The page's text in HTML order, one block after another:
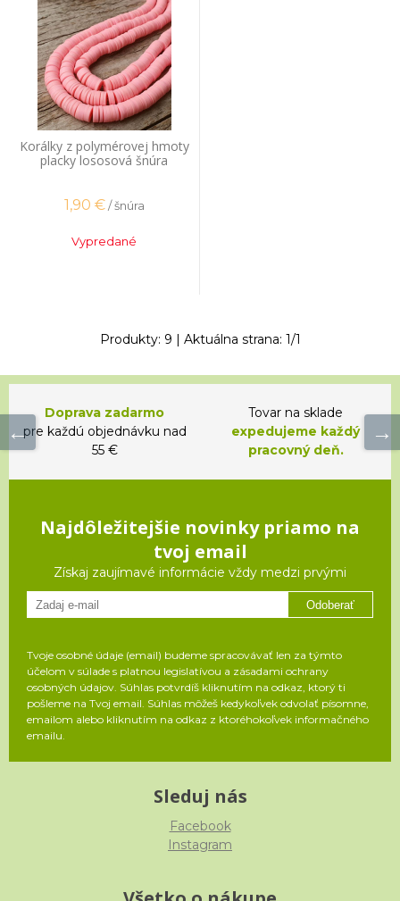
Korálky z polymérovej hmoty
placky lososová šnúra
1,90 € / šnúra
Vypredané
Produkty: 9 | Aktuálna strana: 1/1
Doprava zadarmo
pre každú objednávku nad
55 €
Tovar na sklade
expedujeme každý
pracovný deň.
Najdôležitejšie novinky priamo na
tvoj email
Získaj zaujímavé informácie vždy medzi prvými
Odoberať
Tvoje osobné údaje (email) budeme spracovávať len za týmto
účelom v súlade s platnou legislatívou a zásadami ochrany
osobných údajov. Súhlas potvrdíš kliknutím na odkaz, ktorý ti
pošleme na Tvoj email. Súhlas môžeš kedykoľvek odvolať písomne,
emailom alebo kliknutím na odkaz z ktoréhokoľvek informačného
emailu.
Sleduj nás
Facebook
Instagram